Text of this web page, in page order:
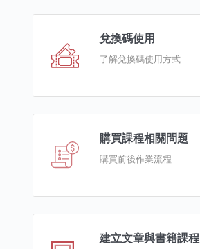
兌換碼使用
了解兌換碼使用方式
購買課程相關問題
購買前後作業流程
建立文章與書籍課程